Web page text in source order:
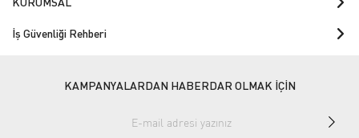
İş Güvenliği Rehberi
KAMPANYALARDAN HABERDAR OLMAK İÇİN